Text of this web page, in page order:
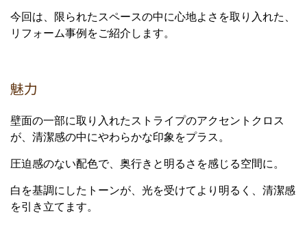
今回は、限られたスペースの中に心地よさを取り入れた、
リフォーム事例をご紹介します。
魅力
壁面の一部に取り入れたストライプのアクセントクロス
が、清潔感の中にやわらかな印象をプラス。
圧迫感のない配色で、奥行きと明るさを感じる空間に。
白を基調にしたトーンが、光を受けてより明るく、清潔感
を引き立てます。